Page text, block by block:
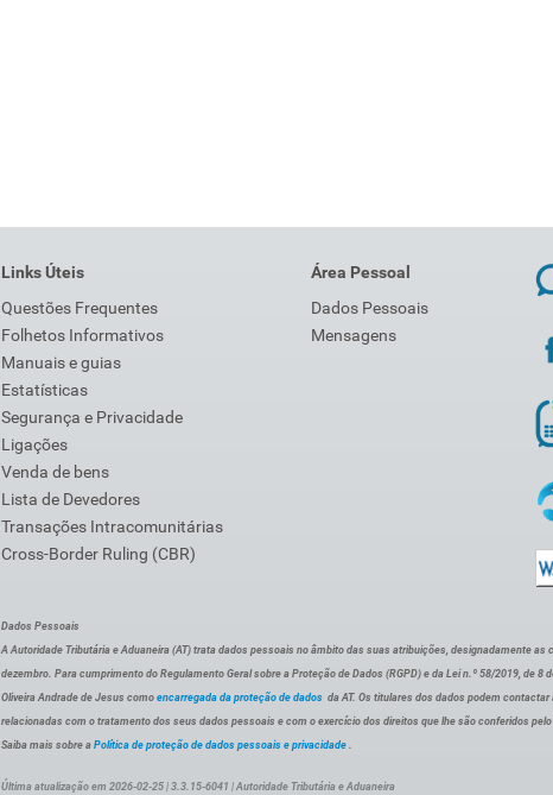
Links Úteis
Questões Frequentes
Folhetos Informativos
Manuais e guias
Estatísticas
Segurança e Privacidade
Ligações
Venda de bens
Lista de Devedores
Transações Intracomunitárias
Cross-Border Ruling (CBR)
Área Pessoal
Dados Pessoais
Mensagens
Dados Pessoais
A Autoridade Tributária e Aduaneira (AT) trata dados pessoais no âmbito das suas atribuições, designadamente as
dezembro. Para cumprimento do Regulamento Geral sobre a Proteção de Dados (RGPD) e da Lei n.º 58/2019, de
Oliveira Andrade de Jesus como encarregada da proteção de dados da AT. Os titulares dos dados podem
relacionadas com o tratamento dos seus dados pessoais e com o exercício dos direitos que lhe são conferidos
Saiba mais sobre a Política de proteção de dados pessoais e privacidade .
Última atualização em 2026-02-25 | 3.3.15-6041 | Autoridade Tributária e Aduaneira